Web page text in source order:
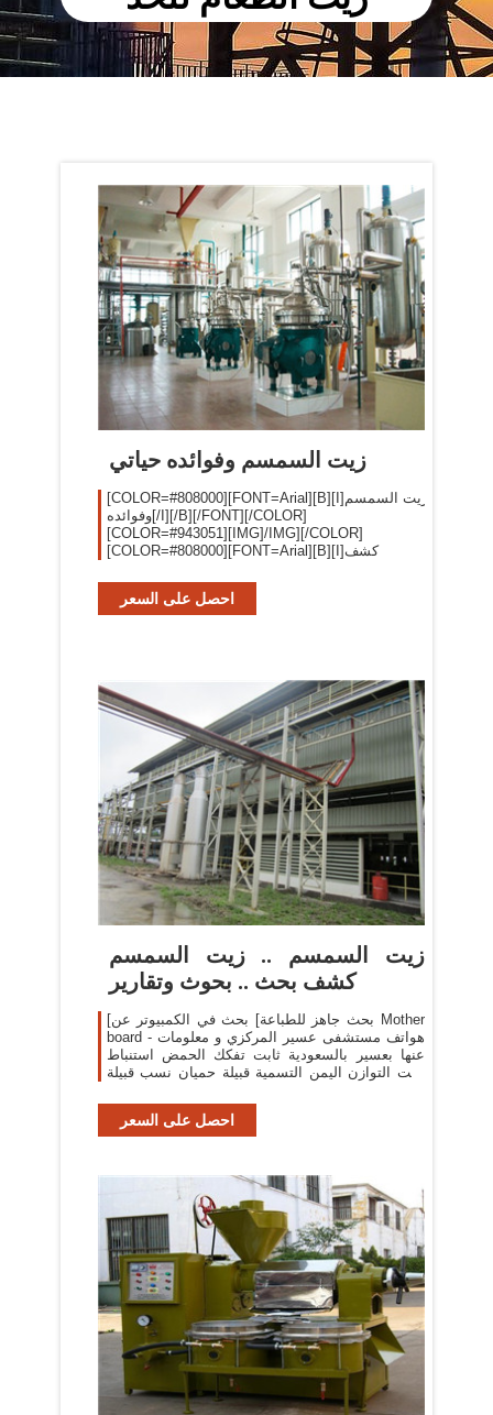
زيت السمسم وفوائده حياتي
[COLOR=#808000][FONT=Arial][B][I]زيت السمسم
وفوائده[/I][/B][/FONT][/COLOR]
[COLOR=#943051][IMG]/IMG][/COLOR]
[COLOR=#808000][FONT=Arial][B][I]كشف
احصل على السعر
زيت السمسم .. زيت السمسم
كشف بحث .. بحوث وتقارير
[بحث جاهز للطباعة] بحث في الكمبيوتر عن Mother
board - هواتف مستشفى عسير المركزي و معلومات
عنها بعسير بالسعودية ثابت تفكك الحمض استنباط
ثابت التوازن اليمن التسمية قبيلة حميان نسب قبيلة
احصل على السعر